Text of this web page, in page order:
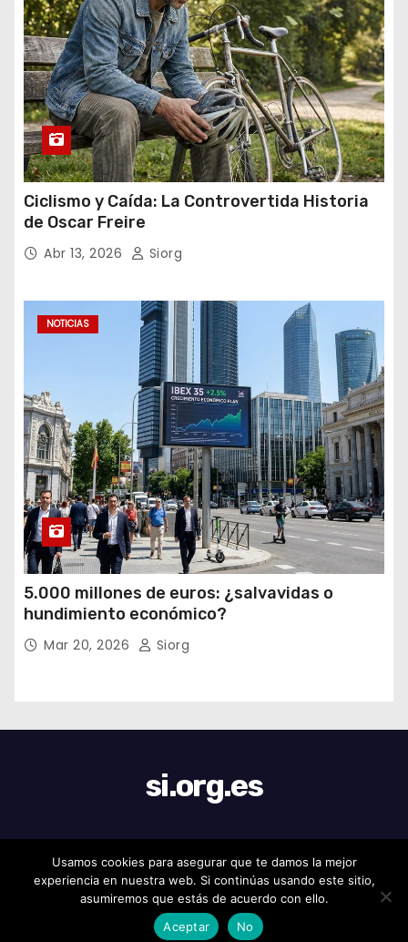
Ciclismo y Caída: La Controvertida Historia
de Oscar Freire
Abr 13, 2026 Siorg
NOTICIAS
5.000 millones de euros: ¿salvavidas o
hundimiento económico?
Mar 20, 2026 Siorg
si.org.es
Funciona gracias a WordPress |Tema: Newses deThemeansar
Home
Usamos cookies para asegurar que te damos la mejor
experiencia en nuestra web. Si continúas usando este sitio,
asumiremos que estás de acuerdo con ello.
Aceptar
No